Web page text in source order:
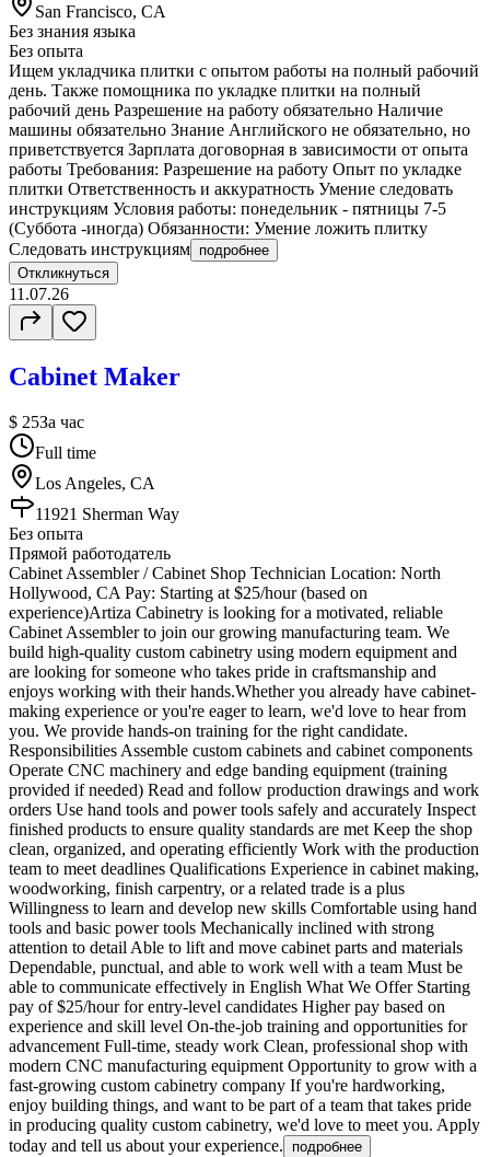
San Francisco, CA
Без знания языка
Без опыта
Ищем укладчика плитки с опытом работы на полный рабочий
день. Также помощника по укладке плитки на полный
рабочий день Разрешение на работу обязательно Наличие
машины обязательно Знание Английского не обязательно, но
приветствуется Зарплата договорная в зависимости от опыта
работы Требования: Разрешение на работу Опыт по укладке
плитки Ответственность и аккуратность Умение следовать
инструкциям Условия работы: понедельник - пятницы 7-5
(Суббота -иногда) Обязанности: Умение ложить плитку
Следовать инструкциям подробнее
Откликнуться
11.07.26
Cabinet Maker
$ 25За час
Full time
Los Angeles, CA
11921 Sherman Way
Без опыта
Прямой работодатель
Cabinet Assembler / Cabinet Shop Technician Location: North
Hollywood, CA Pay: Starting at $25/hour (based on
experience)Artiza Cabinetry is looking for a motivated, reliable
Cabinet Assembler to join our growing manufacturing team. We
build high-quality custom cabinetry using modern equipment and
are looking for someone who takes pride in craftsmanship and
enjoys working with their hands.Whether you already have cabinet-
making experience or you're eager to learn, we'd love to hear from
you. We provide hands-on training for the right candidate.
Responsibilities Assemble custom cabinets and cabinet components
Operate CNC machinery and edge banding equipment (training
provided if needed) Read and follow production drawings and work
orders Use hand tools and power tools safely and accurately Inspect
finished products to ensure quality standards are met Keep the shop
clean, organized, and operating efficiently Work with the production
team to meet deadlines Qualifications Experience in cabinet making,
woodworking, finish carpentry, or a related trade is a plus
Willingness to learn and develop new skills Comfortable using hand
tools and basic power tools Mechanically inclined with strong
attention to detail Able to lift and move cabinet parts and materials
Dependable, punctual, and able to work well with a team Must be
able to communicate effectively in English What We Offer Starting
pay of $25/hour for entry-level candidates Higher pay based on
experience and skill level On-the-job training and opportunities for
advancement Full-time, steady work Clean, professional shop with
modern CNC manufacturing equipment Opportunity to grow with a
fast-growing custom cabinetry company If you're hardworking,
enjoy building things, and want to be part of a team that takes pride
in producing quality custom cabinetry, we'd love to meet you. Apply
today and tell us about your experience.
подробнее